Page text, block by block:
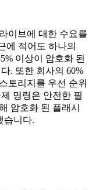
이브에 대한 수요를
에 적어도 하나의
이상이 암호화 된
. 또한 회사의 60%
토리지를 우선 순위
명령은 안전한 필
암호화 된 플래시
습니다.